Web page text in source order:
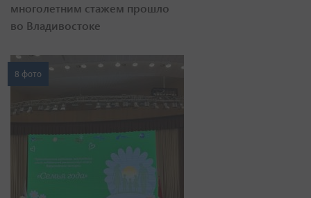
многолетним стажем прошло
во Владивостоке
8 фото